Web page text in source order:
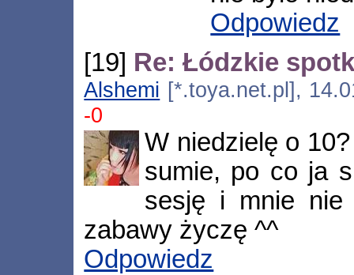
Odpowiedz
[19] Re: Łódzkie
Alshemi [*.toya.net.pl],
-0
W niedzielę o
sumie, po co ja
sesję i mnie nie
zabawy życzę ^^
Odpowiedz